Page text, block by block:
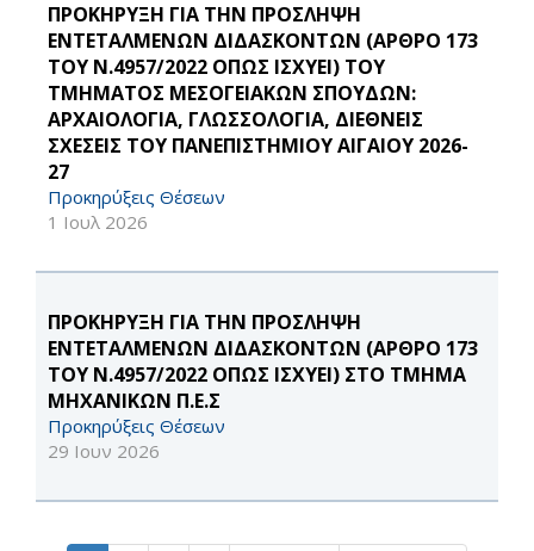
ΠΡΟΚΗΡΥΞΗ ΓΙΑ ΤΗΝ ΠΡΟΣΛΗΨΗ
ΕΝΤΕΤΑΛΜΕΝΩΝ ΔΙΔΑΣΚΟΝΤΩΝ (ΑΡΘΡΟ 173
ΤΟΥ Ν.4957/2022 ΟΠΩΣ ΙΣΧΥΕΙ) ΤΟΥ
ΤΜΗΜΑΤΟΣ ΜΕΣΟΓΕΙΑΚΩΝ ΣΠΟΥΔΩΝ:
ΑΡΧΑΙΟΛΟΓΙΑ, ΓΛΩΣΣΟΛΟΓΙΑ, ΔΙΕΘΝΕΙΣ
ΣΧΕΣΕΙΣ ΤΟΥ ΠΑΝΕΠΙΣΤΗΜΙΟΥ ΑΙΓΑΙΟΥ 2026-
27
Προκηρύξεις Θέσεων
1 Ιουλ 2026
ΠΡΟΚΗΡΥΞΗ ΓΙΑ ΤΗΝ ΠΡΟΣΛΗΨΗ
ΕΝΤΕΤΑΛΜΕΝΩΝ ΔΙΔΑΣΚΟΝΤΩΝ (ΑΡΘΡΟ 173
ΤΟΥ Ν.4957/2022 ΟΠΩΣ ΙΣΧΥΕΙ) ΣΤΟ ΤΜΗΜΑ
ΜΗΧΑΝΙΚΩΝ Π.Ε.Σ
Προκηρύξεις Θέσεων
29 Ιουν 2026